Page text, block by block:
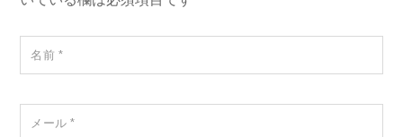
名前 *
メール*